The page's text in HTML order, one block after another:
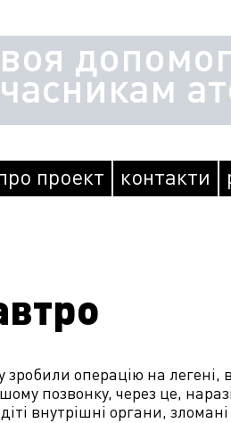
проект контакти
операцію на
позвонку, через це,
внутрішні органи,